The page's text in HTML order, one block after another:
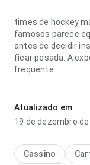
times de hockey
famosos parece
antes de decidir
ficar pesada. A
frequente.
fluxo de
estrutura deixa
Atualizado em
19 de dezembro
Cassino